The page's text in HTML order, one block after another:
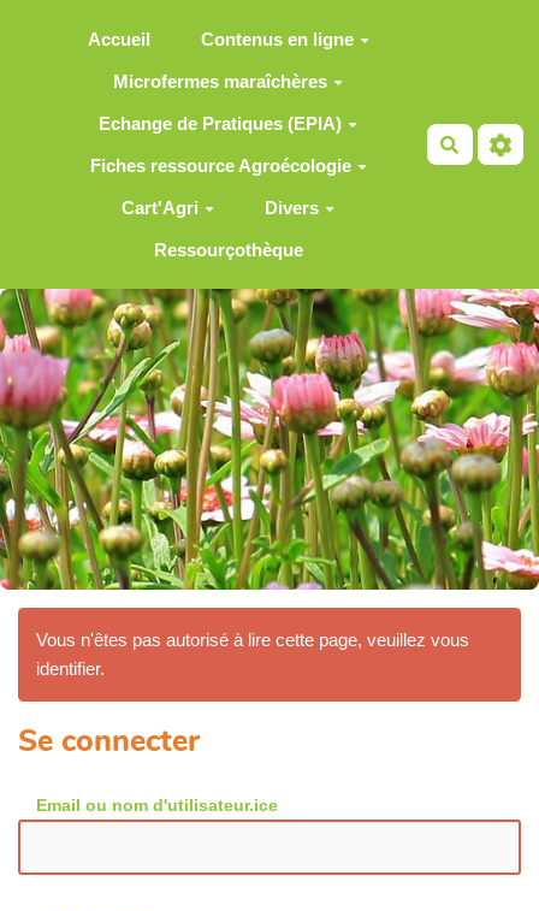
Accueil Contenus en ligne
Microfermes maraîchères
Echange de Pratiques (EPIA)
Fiches ressource Agroécologie
Cart'Agri Divers
Ressourçothèque
Vous n'êtes pas autorisé à lire cette page, veuillez vous
identifier.
Se connecter
Email ou nom d'utilisateur.ice